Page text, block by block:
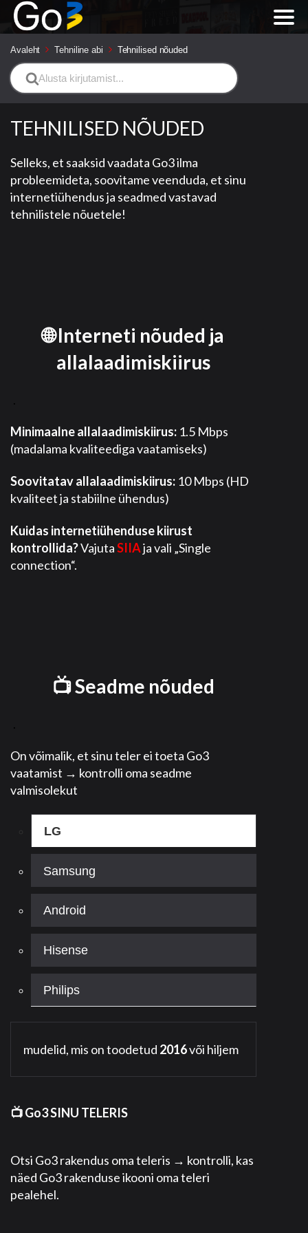
Avaleht Tehniline abi Tehnilised nõuded
Search
For
TEHNILISED NÕUDED
Selleks, et saaksid vaadata Go3 ilma
probleemideta, soovitame veenduda, et sinu
internetiühendus ja seadmed vastavad
tehnilistele nõuetele!
🌐 Interneti nõuded ja
allalaadimiskiirus
.
Minimaalne allalaadimiskiirus: 1.5 Mbps
(madalama kvaliteediga vaatamiseks)
Soovitatav allalaadimiskiirus: 10 Mbps (HD
kvaliteet ja stabiilne ühendus)
Kuidas internetiühenduse kiirust
kontrollida?VajutaSIIAja vali „Single
connection“.
📺 Seadme nõuded
.
On võimalik, et sinu teler ei toeta Go3
vaatamist → kontrolli oma seadme
valmisolekut
LG
Samsung
Android
Hisense
Philips
mudelid, mis on toodetud 2016või hiljem
📺 Go3 SINU TELERIS
Otsi Go3 rakendus oma teleris → kontrolli, kas
näed Go3 rakenduse ikooni oma teleri
pealehel.